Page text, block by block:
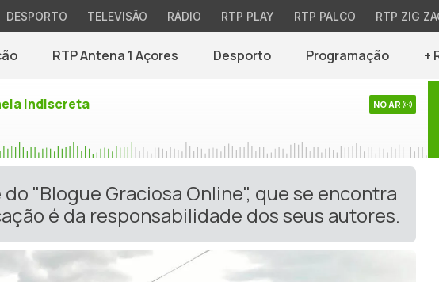
DESPORTO TELEVISÃO RÁDIO RTP PLAY RTP PALCO RTP ZIG
RTP Antena 1 Açores Desporto Programação +
Indiscreta NO AR
"Blogue Graciosa Online", que se encontra
é da responsabilidade dos seus autores.